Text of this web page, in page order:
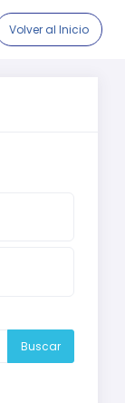
Volver al Inicio
Buscar